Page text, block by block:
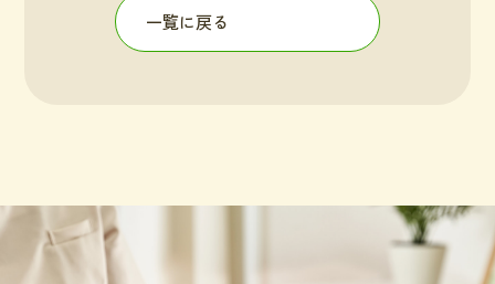
一覧に戻る